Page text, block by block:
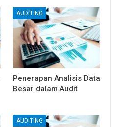
AUDITING
Penerapan Analisis Data
Besar dalam Audit
AUDITING